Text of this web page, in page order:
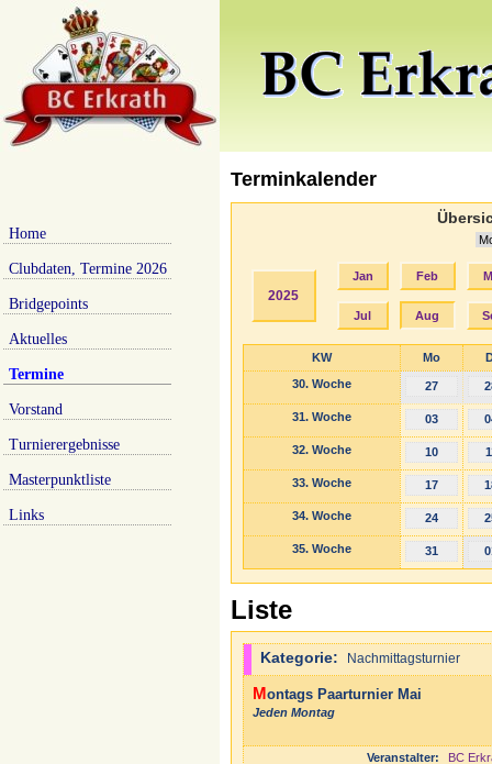
Home
Clubdaten, Termine 2026
Bridgepoints
Aktuelles
Termine
Vorstand
Turnierergebnisse
Masterpunktliste
Links
Terminkalender
2025
Jan Feb
Jul Aug
KW Mo
30. Woche
27
31. Woche 03
32. Woche 10
33. Woche 17
34. Woche 24
35. Woche 31
Liste
Kategorie: Nachmittagsturnier
Montags Paarturnier Mai
Jeden Montag
Veranstalter:
BC